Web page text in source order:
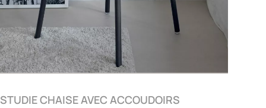
STUDIE CHAISE AVEC ACCOUDOIRS